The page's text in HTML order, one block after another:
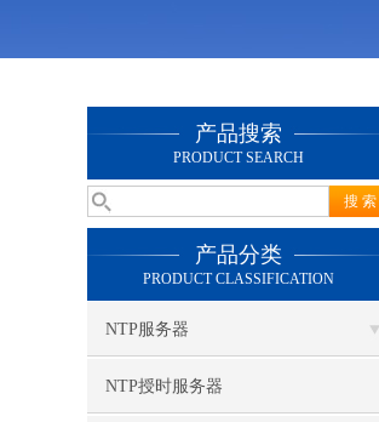
产品搜索
PRODUCT SEARCH
产品分类
PRODUCT CLASSIFICATION
NTP服务器
NTP授时服务器